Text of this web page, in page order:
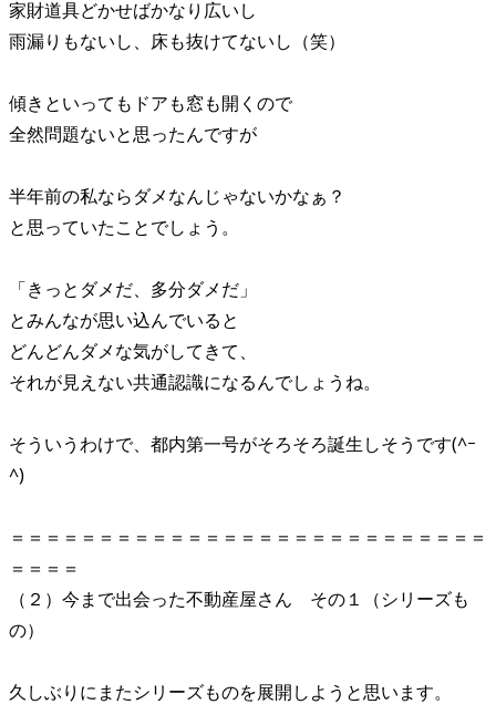
家財道具どかせばかなり広いし
雨漏りもないし、床も抜けてないし（笑）
傾きといってもドアも窓も開くので
全然問題ないと思ったんですが
半年前の私ならダメなんじゃないかなぁ？
と思っていたことでしょう。
「きっとダメだ、多分ダメだ」
とみんなが思い込んでいると
どんどんダメな気がしてきて、
それが見えない共通認識になるんでしょうね。
そういうわけで、都内第一号がそろそろ誕生しそうです(^ｰ
^)
＝＝＝＝＝＝＝＝＝＝＝＝＝＝＝＝＝＝＝＝＝＝＝＝＝＝＝
＝＝＝＝
（２）今まで出会った不動産屋さん その１（シリーズも
の）
久しぶりにまたシリーズものを展開しようと思います。